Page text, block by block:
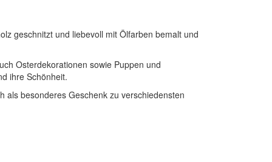
geschnitzt und liebevoll mit Ölfarben bemalt und
Osterdekorationen sowie Puppen und
ihre Schönheit.
als besonderes Geschenk zu verschiedensten